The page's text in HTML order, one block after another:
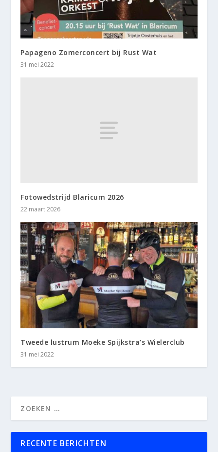
Papageno Zomerconcert bij Rust Wat
31 mei 2022
Fotowedstrijd Blaricum 2026
22 maart 2026
Tweede lustrum Moeke Spijkstra’s Wielerclub
31 mei 2022
RECENTE BERICHTEN